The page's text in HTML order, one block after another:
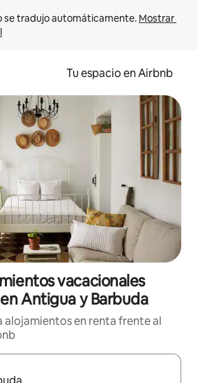
se tradujo automáticamente. Mostrar
Tu espacio en Airbnb
vacacionales
Antigua y Barbuda
alojamientos en renta frente al
estén disponibles, podrás navegar